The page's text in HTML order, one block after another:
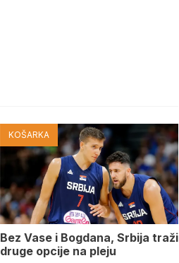
KOŠARKA
Bez Vase i Bogdana, Srbija traži
druge opcije na pleju